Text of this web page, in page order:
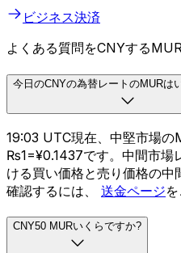
ビジネス決済
よくある質問をCNYする
今日のCNYの為替レートのMURは
19:03 UTC現在、中堅市場の
₨1=¥0.1437です。中間市場
ける買い価格と売り価格の
確認するには、 送金ページ
CNY50 MURいくらですか?